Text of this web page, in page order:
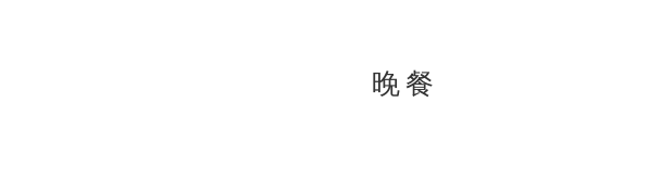
晚餐